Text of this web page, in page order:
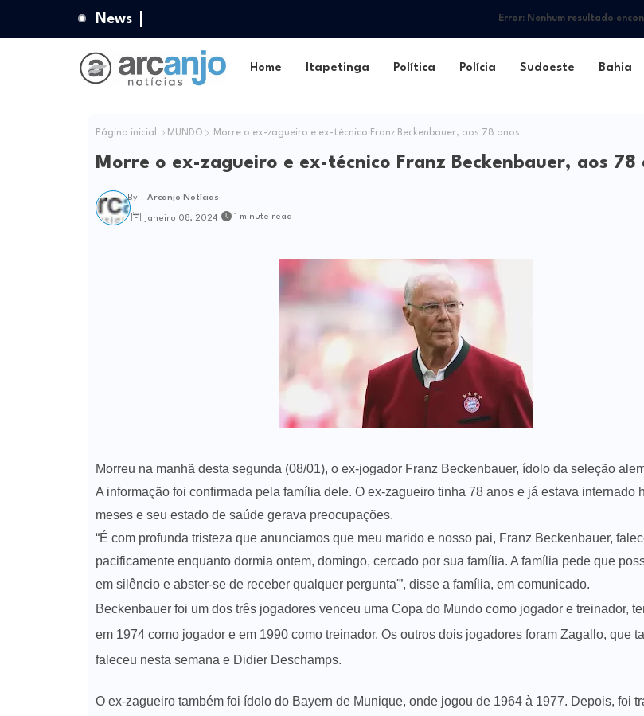
News Error:Nenhum resultado
Home Itapetinga Política Polícia Sudoeste Bahia
Página inicial MUNDO Morre o ex-zagueiro e ex-técnico Franz Beckenbauer, aos 78 anos
Morre o ex-zagueiro e ex-técnico Franz Beckenbauer, aos 78
By - Arcanjo Notícias
janeiro 08, 2024 1 minute read
Morreu na manhã desta segunda (08/01), o ex-jogador Franz Beckenbauer, ídolo da seleção
A informação foi confirmada pela família dele. O ex-zagueiro tinha 78 anos e já estava internado
meses e seu estado de saúde gerava preocupações.
“É com profunda tristeza que anunciamos que meu marido e nosso pai, Franz Beckenbauer,
pacificamente enquanto dormia ontem, domingo, cercado por sua família. A família pede que
em silêncio e abster-se de receber qualquer pergunta'”, disse a família, em comunicado.
Beckenbauer foi um dos três jogadores venceu uma Copa do Mundo como jogador e treinador,
em 1974 como jogador e em 1990 como treinador. Os outros dois jogadores foram Zagallo, que
faleceu nesta semana e Didier Deschamps.
O ex-zagueiro também foi ídolo do Bayern de Munique, onde jogou de 1964 à 1977. Depois, foi